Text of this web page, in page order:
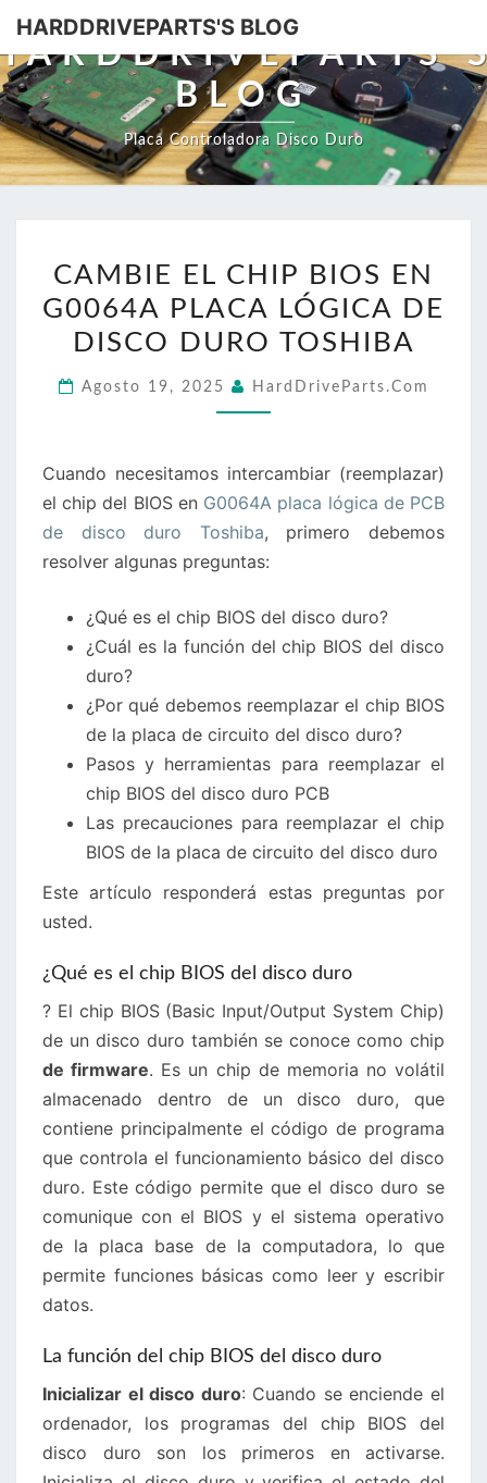
HARDDRIVEPARTS'S BLOG
BLOG
Placa Controladora Disco Duro
EL
CHIP
BIOS
G0064A
DE
DISCO
DURO
TOSHIBA
CAMBIE EL CHIP BIOS EN
G0064A PLACA LÓGICA DE
DISCO DURO TOSHIBA
Agosto 19, 2025 HardDriveParts.com
Cuando necesitamos intercambiar (reemplazar)
el chip del BIOS en G0064A placa lógica de PCB
de disco duro Toshiba, primero debemos
resolver algunas preguntas:
¿Qué es el chip BIOS del disco duro?
¿Cuál es la función del chip BIOS del disco
duro?
¿Por qué debemos reemplazar el chip BIOS
de la placa de circuito del disco duro?
Pasos y herramientas para reemplazar el
chip BIOS del disco duro PCB
Las precauciones para reemplazar el chip
BIOS de la placa de circuito del disco duro
Este artículo responderá estas preguntas por
usted.
¿Qué es el chip BIOS del disco duro
? El chip BIOS (Basic Input/Output System Chip)
de un disco duro también se conoce como chip
de firmware. Es un chip de memoria no volátil
almacenado dentro de un disco duro, que
contiene principalmente el código de programa
que controla el funcionamiento básico del disco
duro. Este código permite que el disco duro se
comunique con el BIOS y el sistema operativo
de la placa base de la computadora, lo que
permite funciones básicas como leer y escribir
datos.
La función del chip BIOS del disco duro
Inicializar el disco duro: Cuando se enciende el
ordenador, los programas del chip BIOS del
disco duro son los primeros en activarse.